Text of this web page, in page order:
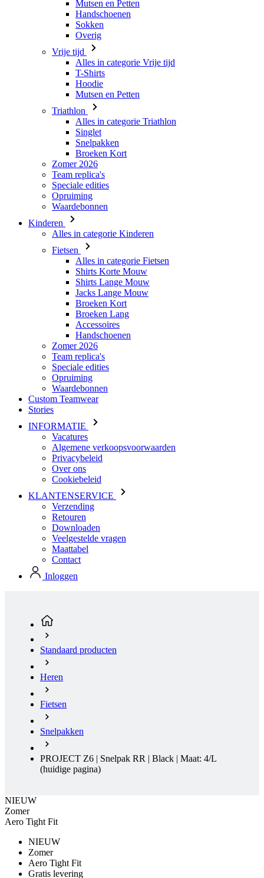
Alles in categorie Vrije tijd
T-Shirts
Hoodie
Mutsen en Petten
Triathlon
Alles in categorie Triathlon
Singlet
Snelpakken
Broeken Kort
Zomer 2026
Team replica's
Speciale edities
Opruiming
Waardebonnen
Kinderen
Alles in categorie Kinderen
Fietsen
Alles in categorie Fietsen
Shirts Lange Mouw
Jacks Lange Mouw
Broeken Kort
Broeken Lang
Accessoires
Handschoenen
Zomer 2026
Team replica's
Speciale edities
Opruiming
Waardebonnen
Custom Teamwear
Stories
INFORMATIE
Vacatures
Algemene verkoopsvoorwaarden
Privacybeleid
Cookiebeleid
KLANTENSERVICE
Verzending
Retouren
Downloaden
Veelgestelde vragen
Maattabel
Contact
Inloggen
Heren
Fietsen
Snelpakken
PROJECT Z6 | Snelpak RR | Black | Maat: 4/L
(huidige pagina)
NIEUW
Aero Tight Fit
Zomer
Aero Tight Fit
Gratis levering